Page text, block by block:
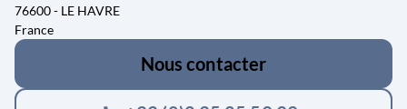
76600 - LE HAVRE
France
Nous contacter